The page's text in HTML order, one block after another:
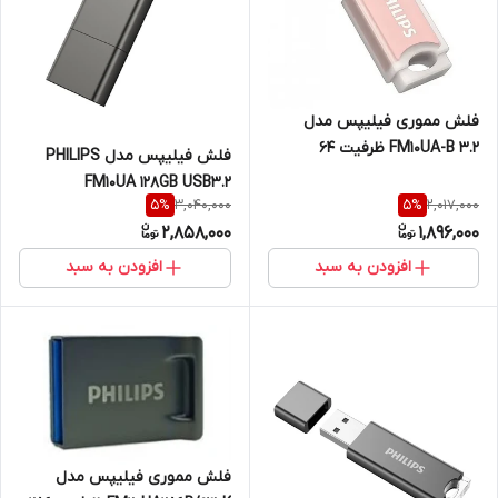
فلش مموری فیلیپس مدل
FM10UA-B 3.2 ظرفیت 64
2,017,000
5%
1,896,000
افزودن به سبد
فلش فیلیپس مدل PHILIPS
FM10UA 128GB USB3.2
3,040,000
5%
2,858,000
افزودن به سبد
فلش مموری فیلیپس مدل